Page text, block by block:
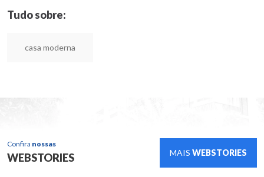
Tudo sobre:
casa moderna
Confira nossas
WEBSTORIES MAIS WEBSTORIES